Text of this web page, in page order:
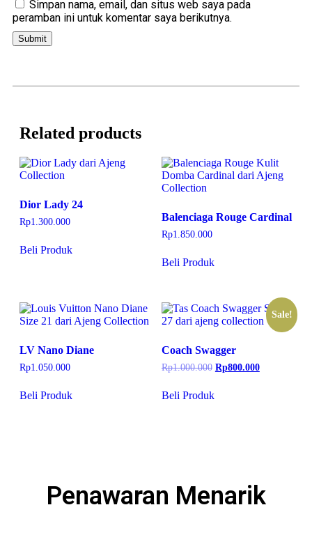
Simpan nama, email, dan situs web saya pada
peramban ini untuk komentar saya berikutnya.
Penawaran Menarik
Related products
Dior Lady 24
Rp1.300.000
Beli Produk
Balenciaga Rouge Cardinal
Rp1.850.000
Beli Produk
LV Nano Diane
Rp1.050.000
Beli Produk
Sale!
Coach Swagger
Rp1.000.000 Rp800.000
Beli Produk